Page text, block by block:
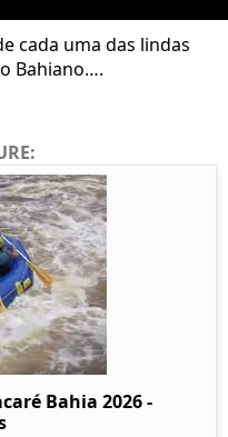
cada uma das lindas
Bahiano….
Bahia 2026 -